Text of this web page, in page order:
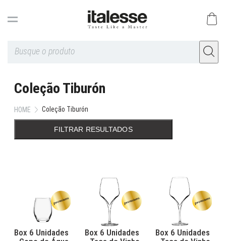
Coleção Tiburón
HOME Coleção Tiburón
FILTRAR RESULTADOS
Box 6 Unidades
Box 6 Unidades
Box 6 Unidades